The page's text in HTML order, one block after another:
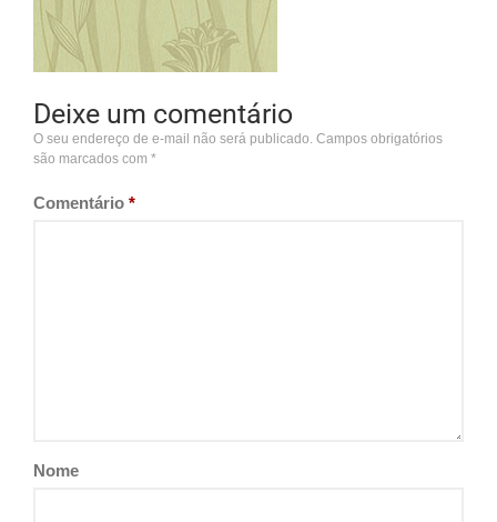
Deixe um comentário
O seu endereço de e-mail não será publicado. Campos obrigatórios
são marcados com *
Comentário *
Nome